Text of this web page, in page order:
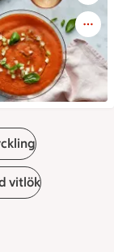
vitlök